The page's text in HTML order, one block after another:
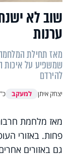
שוב לא
ערנות
מאז תחילת
שמשפיע על איכות
להירדם
יצחק איתן למעקב
מאז מלחמת
פחות. באזורי
גם באזורים